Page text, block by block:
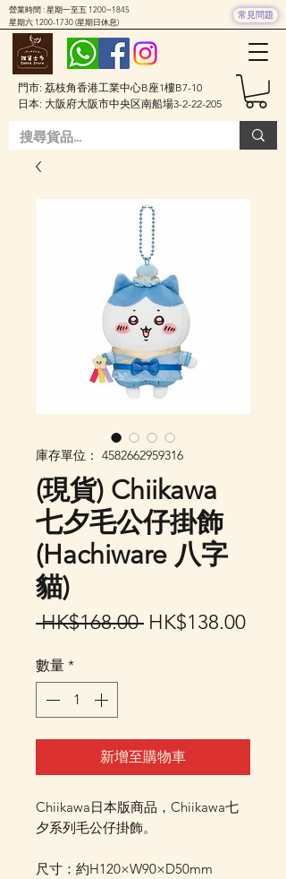
門市: 荔枝角香港工業中心B座1樓B7-10
日本: 大阪府大阪市中央区南船場3-2-22-205
營業時間 : 星期一至五 1200~1845
星期六 1200-1730(星期日休息)
常見問題
庫存單位： 4582662959316
(現貨) Chiikawa
七夕毛公仔掛飾
(Hachiware 八字
貓)
HK$168.00 一
HK$138.00促
數量 *
新增至購物車
Chiikawa日本版商品，Chiikawa七
夕系列毛公仔掛飾。
尺寸：約H120×W90×D50mm